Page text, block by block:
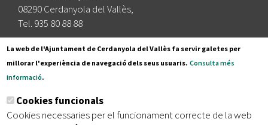
08290 Cerdanyola del Vallès,
Tel. 935 80 88 88
Segueix-nos a:
Subscriu-te al nostre butlletí
La web de l'Ajuntament de Cerdanyola del Vallès fa servir galetes per
millorar l'experiència de navegació dels seus usuaris. Consulta més
informació.
Cookies funcionals
Cookies necessaries per el funcionament correcte de la web